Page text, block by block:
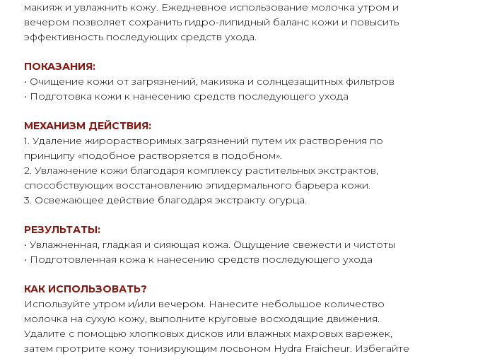
макияж и увлажнить кожу. Ежедневное использование молочка утром и
вечером позволяет сохранить гидро-липидный баланс кожи и повысить
эффективность последующих средств ухода.
ПОКАЗАНИЯ:
• Очищение кожи от загрязнений, макияжа и солнцезащитных фильтров
• Подготовка кожи к нанесению средств последующего ухода
МЕХАНИЗМ ДЕЙСТВИЯ:
1. Удаление жирорастворимых загрязнений путем их растворения по
принципу «подобное растворяется в подобном».
2. Увлажнение кожи благодаря комплексу растительных экстрактов,
способствующих восстановлению эпидермального барьера кожи.
3. Освежающее действие благодаря экстракту огурца.
РЕЗУЛЬТАТЫ:
• Увлажненная, гладкая и сияющая кожа. Ощущение свежести и чистоты
• Подготовленная кожа к нанесению средств последующего ухода
КАК ИСПОЛЬЗОВАТЬ?
Используйте утром и/или вечером. Нанесите небольшое количество
молочка на сухую кожу, выполните круговые восходящие движения.
Удалите с помощью хлопковых дисков или влажных махровых варежек,
затем протрите кожу тонизирующим лосьоном Hydra Fraicheur. Избегайте